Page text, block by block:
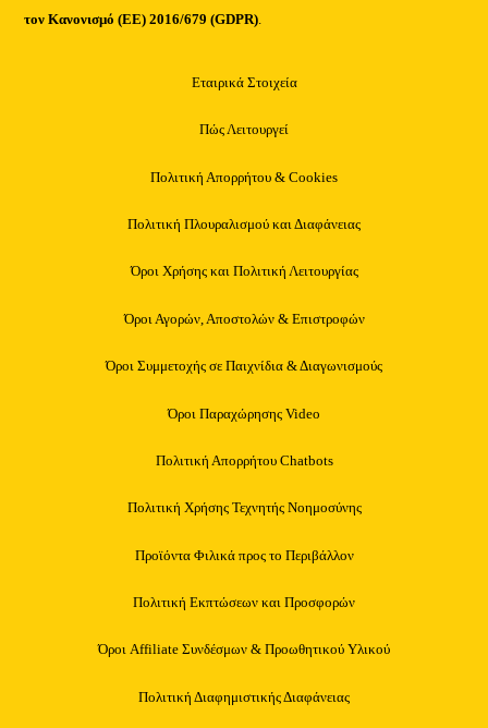
τον Κανονισμό (ΕΕ) 2016/679 (GDPR).
Εταιρικά Στοιχεία
Πώς Λειτουργεί
Πολιτική Απορρήτου & Cookies
Πολιτική Πλουραλισμού και Διαφάνειας
Όροι Χρήσης και Πολιτική Λειτουργίας
Όροι Αγορών, Αποστολών & Επιστροφών
Όροι Συμμετοχής σε Παιχνίδια & Διαγωνισμούς
Όροι Παραχώρησης Video
Πολιτική Απορρήτου Chatbots
Πολιτική Χρήσης Τεχνητής Νοημοσύνης
Προϊόντα Φιλικά προς το Περιβάλλον
Πολιτική Εκπτώσεων και Προσφορών
Όροι Affiliate Συνδέσμων & Προωθητικού Υλικού
Πολιτική Διαφημιστικής Διαφάνειας